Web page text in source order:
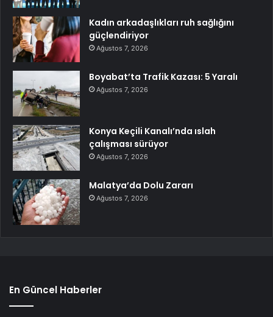
Kadın arkadaşlıkları ruh sağlığını
güçlendiriyor
Ağustos 7, 2026
Boyabat’ta Trafik Kazası: 5 Yaralı
Ağustos 7, 2026
Konya Keçili Kanalı’nda ıslah
çalışması sürüyor
Ağustos 7, 2026
Malatya’da Dolu Zararı
Ağustos 7, 2026
En Güncel Haberler